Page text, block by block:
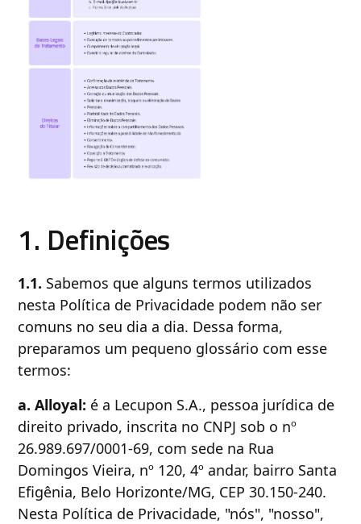
1. Definições
1.1. Sabemos que alguns termos utilizados
nesta Política de Privacidade podem não ser
comuns no seu dia a dia. Dessa forma,
preparamos um pequeno glossário com esse
termos:
a. Alloyal: é a Lecupon S.A., pessoa jurídica de
direito privado, inscrita no CNPJ sob o nº
26.989.697/0001-69, com sede na Rua
Domingos Vieira, nº 120, 4º andar, bairro Santa
Efigênia, Belo Horizonte/MG, CEP 30.150-240.
Nesta Política de Privacidade, "nós", "nosso",